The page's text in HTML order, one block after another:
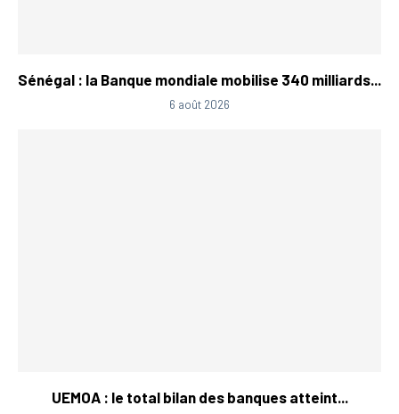
Sénégal : la Banque mondiale mobilise 340 milliards...
6 août 2026
UEMOA : le total bilan des banques atteint...